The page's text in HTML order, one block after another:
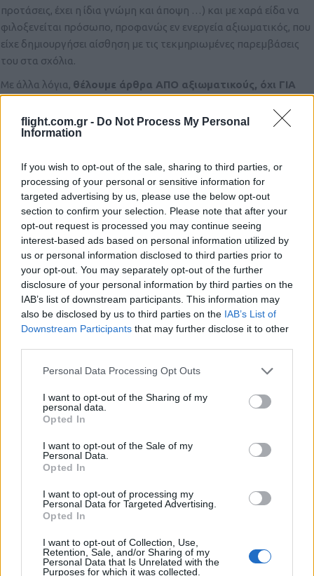
flight.com.gr - Do Not Process My Personal
Information
If you wish to opt-out of the sale, sharing to third parties, or
processing of your personal or sensitive information for
targeted advertising by us, please use the below opt-out
section to confirm your selection. Please note that after your
opt-out request is processed you may continue seeing
interest-based ads based on personal information utilized by
us or personal information disclosed to third parties prior to
your opt-out. You may separately opt-out of the further
disclosure of your personal information by third parties on the
IAB’s list of downstream participants. This information may
also be disclosed by us to third parties on the IAB’s List of
Downstream Participants that may further disclose it to other
Please note that this website/app uses one or more Google
not limited to your visit or usage behaviour. You may click to
grant or deny consent to Google and its third-party tags to
use your data for below specified purposes in below Google
consent section.
Personal Data Processing Opt Outs
I want to opt-out of the Sharing of my
personal data.
Opted In
I want to opt-out of the Sale of my
Personal Data.
Opted In
I want to opt-out of processing my
Personal Data for Targeted Advertising.
Opted In
I want to opt-out of Collection, Use,
Retention, Sale, and/or Sharing of my
Personal Data that Is Unrelated with the
Purposes for which it was collected.
προτάσεις, έχει η ίδια γνώμη και άποψη …) και με χαρά είδα να
φιλοξενείται πρόσωπο, προφανώς εν ενεργεία αξιωματικός, που
είχε δημιουργήσει αίσθηση με τις τεκμηριωμένες παρεμβάσεις
του στα σχόλια.
Με άλλα λόγια, θέλουμε άρθρα ΑΠΟ αξιωματικούς, όχι ΓΙΑ
αξιωματικούς!
Σιχαίνομαι την αυτοαναφορικότητα, και προπάντων στο δικό
επιστήμονας, αλλά “τίνος καθηγητού προστατευόμενος είναι”, αν
“τον παίζει” το Δικαστικό Σώμα, οι τράπεζες, το κατηχητικό, το
κόμμα, λογής κοινωνικές οργανώσεις κλπ.
Ήδη προ έτους, ο υπέρμετρος ζήλος συνηγορίας υπέρ του (άξιου)
Α/ΓΕΕΘΑ είχε εκδηλώσει δυναμική να εκτρέψει πλήρως το
περιοδικό σε βήμα των ενδοστρατιωτικών ερίδων και
ανταγωνισμών, και μάλιστα ματαιώνοντας αυτή την ίδια τη
στόχευσή της παρέμβασης, αφού προς στιγμή απειλήθηκε να
δοθεί η ολέθρια εντύπωση (από ένα τραγικής ανεπάρκειας και
παιδαριωδών σφαλμάτων άρθρο) ότι η ηγεσία των ΕΔ
χρησιμοποιεί ωρομισθίους (…) διδάσκοντες στις στρατιωτικές
σχολές ως άτυπα γραφεία δημοσίων σχέσεων (κάτι που,
Αγαπητοί κ.κ. Καραϊωσηφίδη και Κτενά, μην αφήσετε το
περιοδικό σας και περιοδικό ΜΑΣ να κυλήσει στο βούρκο των
αντιζηλιών σταδιοδρομίας των στρατιωτικών (το ίδιο θα έλεγα
για τις αντίστοιχες αντιζηλίες καθηγητών, δικαστικών κλπ)!
επιτύχει το στόχο τους, άλλοι θα επανέλθουν σκανδαλωδώς κι
ας μην άσκησαν ποτέ διοίκηση εν ενεργεία διότι “πρέπει” να
στρατιωτικών επειδή “αδικήθηκαν” (να θυμηθούμε τον αστείο
υπουργό με τους ακόμη πιο αστείους κωδικούς στον η/υ του;) ….